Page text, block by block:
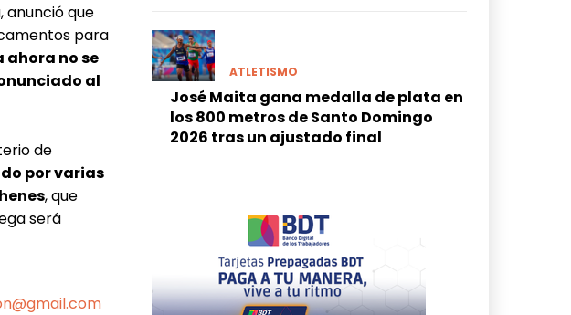
anunció que
para
ahora no se
al
de
por varias
, que
será
ATLETISMO
José Maita gana medalla de plata en
los 800 metros de Santo Domingo
2026 tras un ajustado final